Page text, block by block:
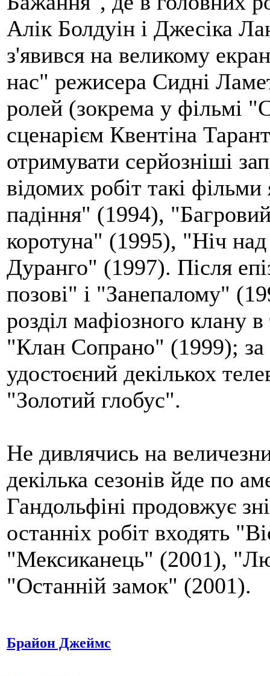
Алік Болдуін і Джесіка
з'явився на великому
нас" режисера Сидні
ролей (зокрема у фільмі
сценарієм Квентіна
отримувати серйозніші
відомих робіт такі
падіння" (1994),
коротуна" (1995), "Ніч
Дуранго" (1997). Після
позові" і "Занепалому"
розділ мафіозного клану
"Клан Сопрано" (1999); за
удостоєний декількох
"Золотий глобус".
Не дивлячись на
декілька сезонів йде по
Гандольфіні продовжує
останніх робіт входять
"Мексиканець" (2001),
"Останній замок" (2001).
Брайон Джеймс